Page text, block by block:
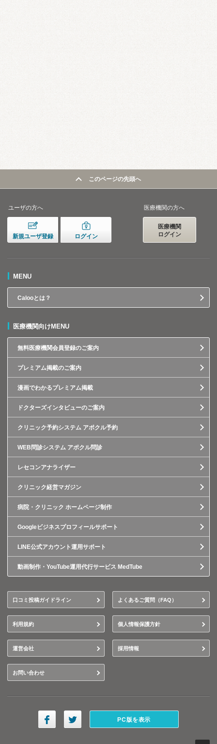
このページの先頭へ
ユーザの方へ
新規ユーザ登録 ログイン
医療機関の方へ
医療機関
ログイン
MENU
Calooとは？
医療機関向けMENU
無料医療機関会員登録のご案内
プレミアム掲載のご案内
漫画でわかるプレミアム掲載
ドクターズインタビューのご案内
クリニック予約システム アポクル予約
WEB問診システム アポクル問診
レセコンアナライザー
クリニック経営マガジン
病院・クリニック ホームページ制作
Googleビジネスプロフィールサポート
LINE公式アカウント運用サポート
動画制作・YouTube運用代行サービス MedTube
口コミ投稿ガイドライン よくあるご質問（FAQ）
利用規約 個人情報保護方針
運営会社 採用情報
お問い合わせ
PC版を表示